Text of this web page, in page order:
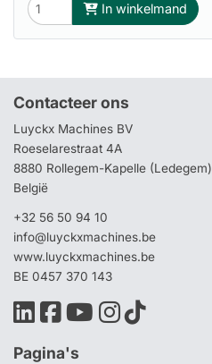
In winkelmand
Contacteer ons
Luyckx Machines BV
Roeselarestraat 4A
8880 Rollegem-Kapelle (Ledegem)
België
+32 56 50 94 10
info@luyckxmachines.be
www.luyckxmachines.be
BE 0457 370 143
Pagina's